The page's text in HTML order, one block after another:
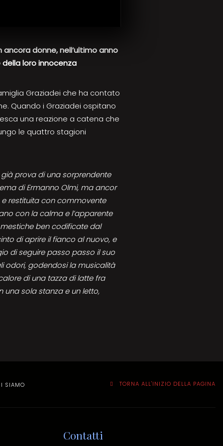
ancora donne, nell’ultimo anno
loro innocenza
Graziadei che ha contato
Quando i Graziadei ospitano
una reazione a catena che
le quattro stagioni
prova di una sorprendente
di Ermanno Olmi, ma ancor
restituita con commovente
con la calma e l’apparente
ben codificate dal
di aprire il fianco al nuovo, e
di seguire passo passo il suo
odori, godendosi la musicalità
di una tazza di latte fra
una sola stanza e un letto,
SIAMO TORNA ALL'INIZIO DELLA PAGINA
Contatti